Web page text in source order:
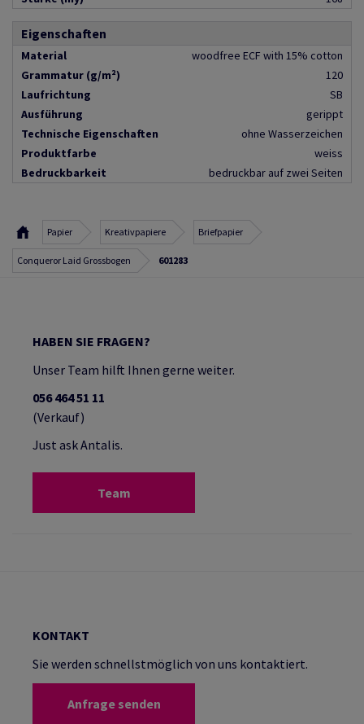
Eigenschaften
Material
woodfree ECF with 15% cotton
Grammatur (g/m²)
120
Laufrichtung
SB
Ausführung
gerippt
Technische Eigenschaften
ohne Wasserzeichen
Produktfarbe
weiss
Bedruckbarkeit
bedruckbar auf zwei Seiten
Papier Kreativpapiere Briefpapier
Conqueror Laid Grossbogen 601283
HABEN SIE FRAGEN?
Unser Team hilft Ihnen gerne weiter.
056 464 51 11
(Verkauf)
Just ask Antalis.
Team
KONTAKT
Sie werden schnellstmöglich von uns kontaktiert.
Anfrage senden